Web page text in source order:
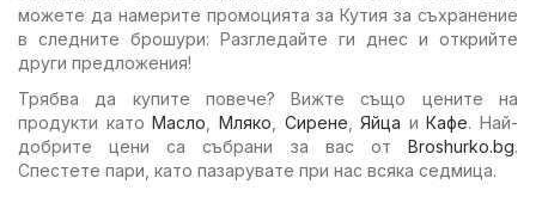
можете да намерите промоцията за Кутия за съхранение
в следните брошури: Разгледайте ги днес и открийте
други предложения!
Трябва да купите повече? Вижте също цените на
продукти катоМасло Мляко Сирене ,Яйца иКафе. Най-
добрите цени са събрани за вас от Broshurko.bg.
Спестете пари, като пазарувате при нас всяка седмица.